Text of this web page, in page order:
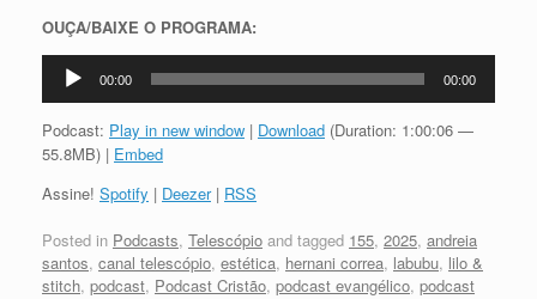
OUÇA/BAIXE O PROGRAMA:
Tocador
00:00 00:00
Podcast: Play in new window | Download (Duration: 1:00:06 —
55.8MB) | Embed
Assine! Spotify | Deezer| RSS
Posted in Podcasts, Telescópio and tagged 155, 2025, andreia
santos, canal telescópio, estética, hernani correa, labubu, lilo &
stitch, podcast, Podcast Cristão, podcast evangélico, podcast